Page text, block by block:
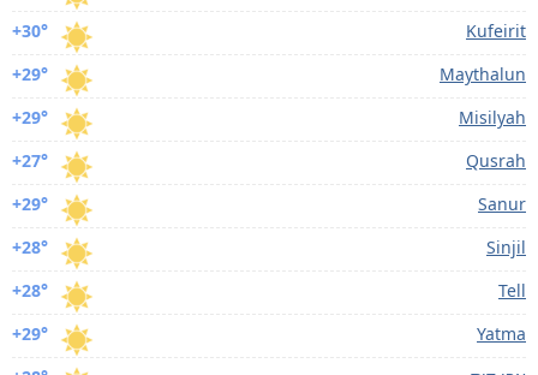
+30°
Kufeirit
+29°
Maythalun
+29°
Misilyah
+27°
Qusrah
+29°
Sanur
+28°
Sinjil
+28°
Tell
+29°
Yatma